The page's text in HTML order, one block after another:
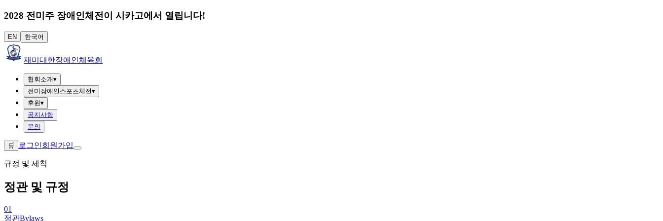
2028 전미주 장애인체전이 시카고에서 열립니다!
EN 한국어
재미대한장애인체육회
협회소개▾
전미장애인스포츠체전▾
후원▾
공지사항
문의
🛒 로그인회원가입
규정 및 세칙
정관 및 규정
01
정관Bylaws